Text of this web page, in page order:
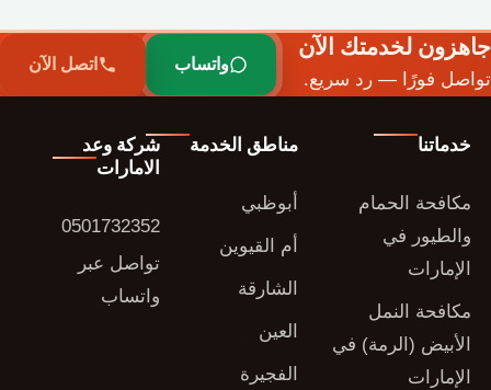
جاهزون لخدمتك الآن
تواصل فورًا — رد سريع.
واتساب اتصل الآن
خدماتنا
مكافحة الحمام
والطيور في
الإمارات
مكافحة النمل
الأبيض (الرمة) في
الإمارات
مناطق الخدمة
أبوظبي
أم القيوين
الشارقة
العين
الفجيرة
شركة وعد
الامارات
0501732352
تواصل عبر
واتساب